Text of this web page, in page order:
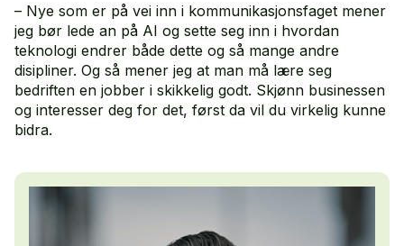
– Nye som er på vei inn i kommunikasjonsfaget mener
jeg bør lede an på AI og sette seg inn i hvordan
teknologi endrer både dette og så mange andre
disipliner. Og så mener jeg at man må lære seg
bedriften en jobber i skikkelig godt. Skjønn businessen
og interesser deg for det, først da vil du virkelig kunne
bidra.